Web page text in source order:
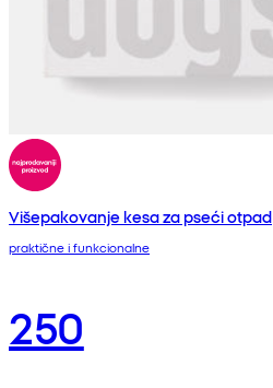
Višepakovanje kesa za pseći otpad
praktične i funkcionalne
250